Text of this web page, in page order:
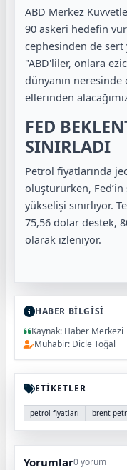
ABD Merkez
90 askeri hedefin
cephesinden de
"ABD'liler, onlara
dünyanın
ellerinden
FED
SINIRLADI
Petrol fiyatlarında
oluştururken, Fed’in
yükselişi sınırlıyor.
75,56 dolar destek,
olarak izleniyor.
HABER BİLGİSİ
Kaynak: Haber Merkezi
Muhabir: Dicle Toğal
ETİKETLER
petrol fiyatları brent
Yorumlar0 yorum